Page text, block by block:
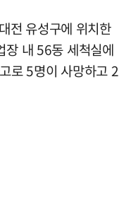
전 유성구에 위치한
장 내 56동 세척실에
로 5명이 사망하고 2